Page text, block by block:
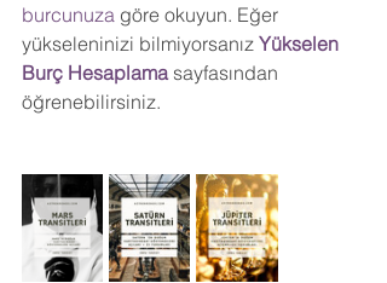
burcunuza göre okuyun. Eğer
yükseleninizi bilmiyorsanız Yükselen
Burç Hesaplama sayfasından
öğrenebilirsiniz.